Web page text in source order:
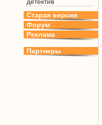
Старая версия
Форум
Реклама
Партнеры